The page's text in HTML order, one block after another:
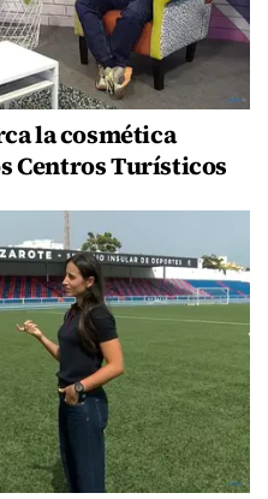
la cosmética
Centros Turísticos